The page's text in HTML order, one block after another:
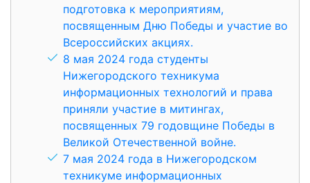
подготовка к мероприятиям,
посвященным Дню Победы и участие во
Всероссийских акциях.
8 мая 2024 года студенты
Нижегородского техникума
информационных технологий и права
приняли участие в митингах,
посвященных 79 годовщине Победы в
Великой Отечественной войне.
7 мая 2024 года в Нижегородском
техникуме информационных